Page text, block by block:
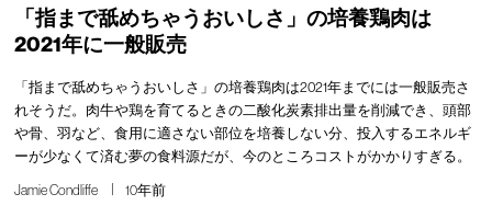
「指まで舐めちゃうおいしさ」の培養鶏肉は
2021年に一般販売
「指まで舐めちゃうおいしさ」の培養鶏肉は2021年までには一般販売さ
れそうだ。肉牛や鶏を育てるときの二酸化炭素排出量を削減でき、頭部
や骨、羽など、食用に適さない部位を培養しない分、投入するエネルギ
ーが少なくて済む夢の食料源だが、今のところコストがかかりすぎる。
Jamie Condliffe 10年前